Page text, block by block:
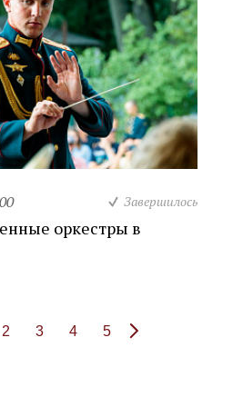
Завершилось
оркестры в
2 3 4 5